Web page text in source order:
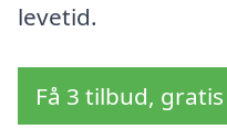
levetid.
Få 3 tilbud,